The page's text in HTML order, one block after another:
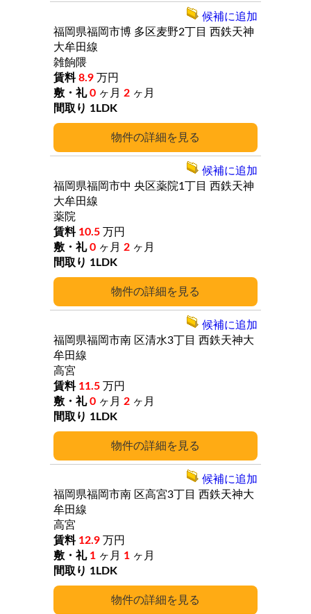
詳細
福岡県福岡市博 多区麦野2丁目 西鉄天神
大牟田線
雑餉隈
8.9 万円
0 ヶ月 2 ヶ月
1LDK
候補に追加
詳細
福岡県福岡市中 央区薬院1丁目 西鉄天神
大牟田線
薬院
10.5 万円
0 ヶ月 2 ヶ月
1LDK
候補に追加
詳細
福岡県福岡市南 区清水3丁目 西鉄天神大
牟田線
高宮
11.5 万円
0 ヶ月 2 ヶ月
1LDK
候補に追加
詳細
福岡県福岡市南 区高宮3丁目 西鉄天神大
牟田線
高宮
12.9 万円
1 ヶ月 1 ヶ月
1LDK
候補に追加